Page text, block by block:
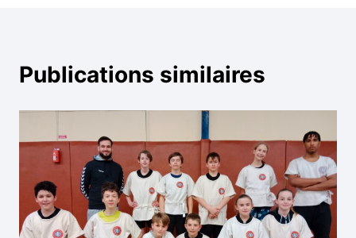
Publications similaires